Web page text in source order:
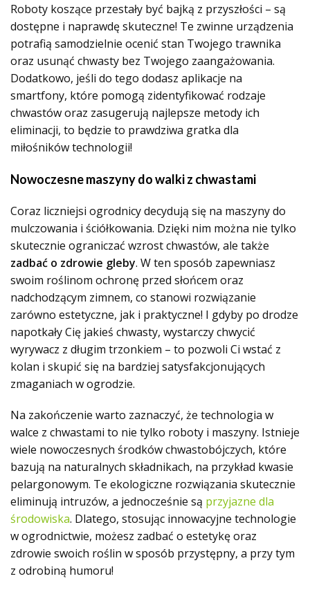
Roboty koszące przestały być bajką z przyszłości – są
dostępne i naprawdę skuteczne! Te zwinne urządzenia
potrafią samodzielnie ocenić stan Twojego trawnika
oraz usunąć chwasty bez Twojego zaangażowania.
Dodatkowo, jeśli do tego dodasz aplikacje na
smartfony, które pomogą zidentyfikować rodzaje
chwastów oraz zasugerują najlepsze metody ich
eliminacji, to będzie to prawdziwa gratka dla
miłośników technologii!
Nowoczesne maszyny do walki z chwastami
Coraz liczniejsi ogrodnicy decydują się na maszyny do
mulczowania i ściółkowania. Dzięki nim można nie tylko
skutecznie ograniczać wzrost chwastów, ale także
zadbać o zdrowie gleby. W ten sposób zapewniasz
swoim roślinom ochronę przed słońcem oraz
nadchodzącym zimnem, co stanowi rozwiązanie
zarówno estetyczne, jak i praktyczne! I gdyby po drodze
napotkały Cię jakieś chwasty, wystarczy chwycić
wyrywacz z długim trzonkiem – to pozwoli Ci wstać z
kolan i skupić się na bardziej satysfakcjonujących
zmaganiach w ogrodzie.
Na zakończenie warto zaznaczyć, że technologia w
walce z chwastami to nie tylko roboty i maszyny. Istnieje
wiele nowoczesnych środków chwastobójczych, które
bazują na naturalnych składnikach, na przykład kwasie
pelargonowym. Te ekologiczne rozwiązania skutecznie
eliminują intruzów, a jednocześnie są przyjazne dla
środowiska. Dlatego, stosując innowacyjne technologie
w ogrodnictwie, możesz zadbać o estetykę oraz
zdrowie swoich roślin w sposób przystępny, a przy tym
z odrobiną humoru!